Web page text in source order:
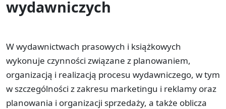
wydawniczych
W wydawnictwach prasowych i książkowych
wykonuje czynności związane z planowaniem,
organizacją i realizacją procesu wydawniczego, w tym
w szczególności z zakresu marketingu i reklamy oraz
planowania i organizacji sprzedaży, a także oblicza